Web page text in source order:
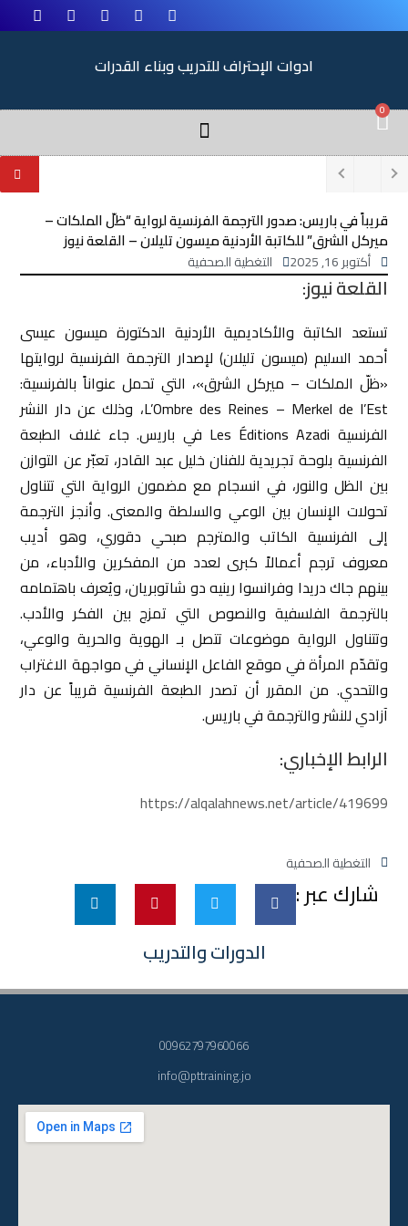
ادوات الإحتراف للتدريب وبناء القدرات
0
الدورات والتدريب
قريباً في باريس: صدور الترجمة الفرنسية لرواية “ظلّ الملكات –
ميركل الشرق” للكاتبة الأردنية ميسون تليلان – القلعة نيوز
أكتوبر 16, 2025 التغطية الصحفية
القلعة نيوز:
تستعد الكاتبة والأكاديمية الأردنية الدكتورة ميسون عيسى
أحمد السليم (ميسون تليلان) لإصدار الترجمة الفرنسية لروايتها
«ظلّ الملكات – ميركل الشرق»، التي تحمل عنواناً بالفرنسية:
L’Ombre des Reines – Merkel de l’Est، وذلك عن دار النشر
الفرنسية Les Éditions Azadi في باريس. جاء غلاف الطبعة
الفرنسية بلوحة تجريدية للفنان خليل عبد القادر، تعبّر عن التوازن
بين الظل والنور، في انسجام مع مضمون الرواية التي تتناول
تحولات الإنسان بين الوعي والسلطة والمعنى. وأنجز الترجمة
إلى الفرنسية الكاتب والمترجم صبحي دقوري، وهو أديب
معروف ترجم أعمالاً كبرى لعدد من المفكرين والأدباء، من
بينهم جاك دريدا وفرانسوا رينيه دو شاتوبريان، ويُعرف باهتمامه
بالترجمة الفلسفية والنصوص التي تمزج بين الفكر والأدب.
وتتناول الرواية موضوعات تتصل بـ الهوية والحرية والوعي،
وتقدّم المرأة في موقع الفاعل الإنساني في مواجهة الاغتراب
والتحدي. من المقرر أن تصدر الطبعة الفرنسية قريباً عن دار
آزادي للنشر والترجمة في باريس.
الرابط الإخباري:
https://alqalahnews.net/article/419699
التغطية الصحفية
شارك عبر :
00962797960066
info@pttraining.jo